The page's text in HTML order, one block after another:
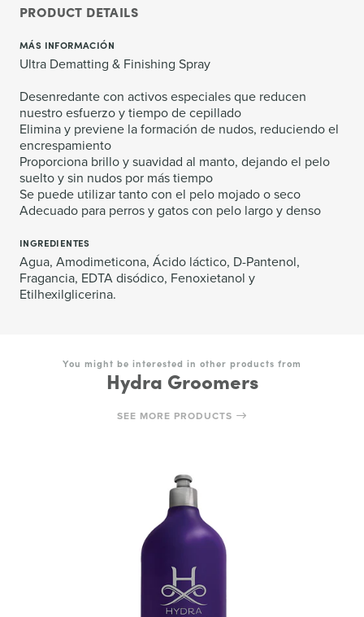
PRODUCT DETAILS
MÁS INFORMACIÓN
Ultra Dematting & Finishing Spray
Desenredante con activos especiales que reducen
nuestro esfuerzo y tiempo de cepillado
Elimina y previene la formación de nudos, reduciendo el
encrespamiento
Proporciona brillo y suavidad al manto, dejando el pelo
suelto y sin nudos por más tiempo
Se puede utilizar tanto con el pelo mojado o seco
Adecuado para perros y gatos con pelo largo y denso
INGREDIENTES
Agua, Amodimeticona, Ácido láctico, D-Pantenol,
Fragancia, EDTA disódico, Fenoxietanol y
Etilhexilglicerina.
You might be interested in other products from
Hydra Groomers
SEE MORE PRODUCTS